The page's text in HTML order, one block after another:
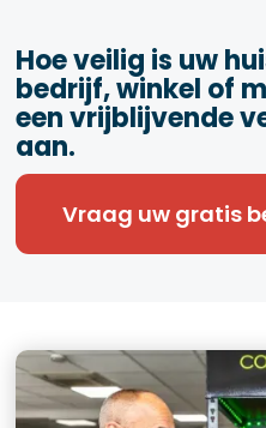
Hoe veilig is uw
bedrijf, winkel of
een vrijblijvende
aan.
Vraag uw gratis